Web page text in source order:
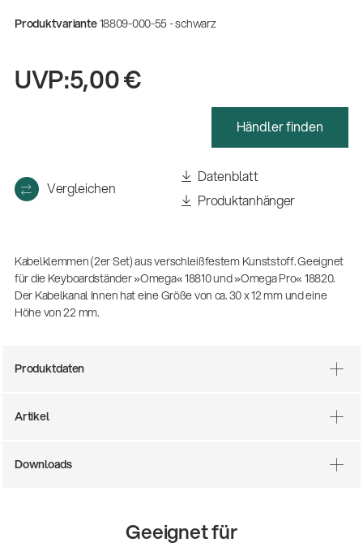
Mit dabei, wenn Fußballgeschichte
geschrieben wird: Mikrofonieren am
Fachkraft für Metalltechnik Ausbildung
Produktvariante18809-000-55 - schwarz
UVP:5,00 €
Händler finden
Vergleichen
Datenblatt
Produktanhänger
Kabelklemmen (2er Set) aus verschleißfestem Kunststoff. Geeignet
für die Keyboardständer »Omega« 18810 und »Omega Pro« 18820.
Der Kabelkanal Innen hat eine Größe von ca. 30 x 12 mm und eine
Höhe von 22 mm.
Produktdaten
Artikel
Downloads
Geeignet für